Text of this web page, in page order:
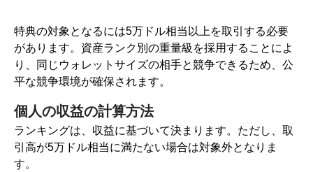
特典の対象となるには5万ドル相当以上を取引する必要
があります。資産ランク別の重量級を採用することによ
り、同じウォレットサイズの相手と競争できるため、公
平な競争環境が確保されます。
個人の収益の計算方法
ランキングは、収益に基づいて決まります。ただし、取
引高が5万ドル相当に満たない場合は対象外となりま
す。